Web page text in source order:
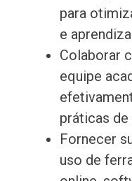
para
e
Colaborar
equipe
práticas de
Fornecer
uso de